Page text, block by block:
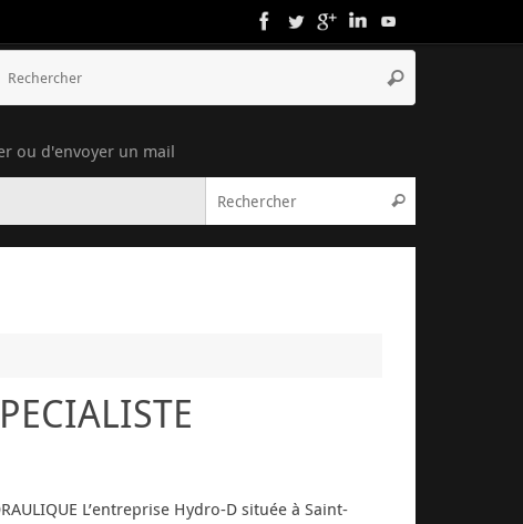
ou d'envoyer un mail
L’entreprise Hydro-D située à Saint-